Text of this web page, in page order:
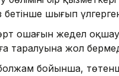
бетінше шығып
ошағын жедел
таралуына жол
бойынша,